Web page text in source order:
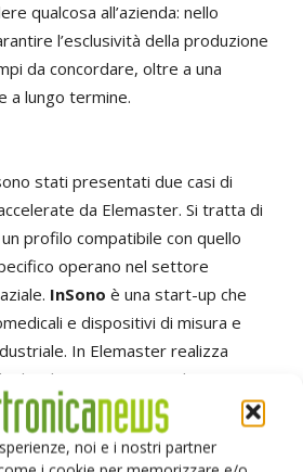
noi e i nostri partner
qualcosa all’azienda: nello
l’esclusività della produzione
da concordare, oltre a una
a lungo termine.
stati presentati due casi di
da Elemaster. Si tratta di
profilo compatibile con quello
operano nel settore
InSono è una start-up che
e dispositivi di misura e
In Elemaster realizza
localizza in tempo reale i vasi
Attraverso un meccanismo di realtà
in campo medico a rilevare
non è possibile rintracciare (ad